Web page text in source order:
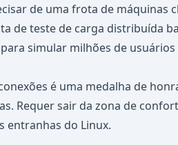
de uma frota de máquinas
de teste de carga distribuída
simular milhões de
é uma medalha de
Requer sair da zona de
entranhas do Linux.